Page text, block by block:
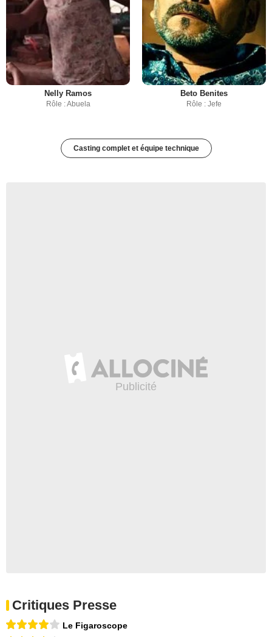
Nelly Ramos
Rôle : Abuela
Beto Benites
Rôle : Jefe
Casting complet et équipe technique
Critiques Presse
Le Figaroscope